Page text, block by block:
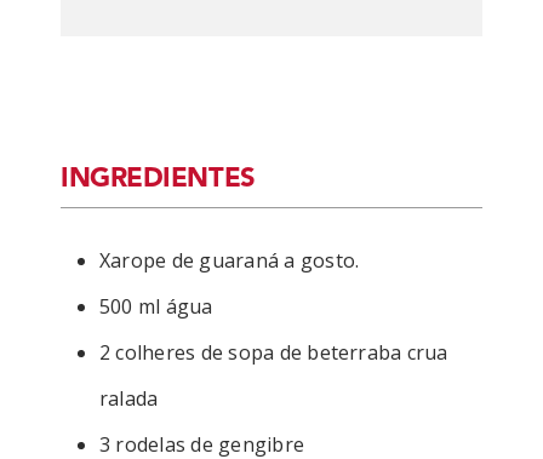
INGREDIENTES
Xarope de guaraná a gosto.
500 ml água
2 colheres de sopa de beterraba crua
ralada
3 rodelas de gengibre